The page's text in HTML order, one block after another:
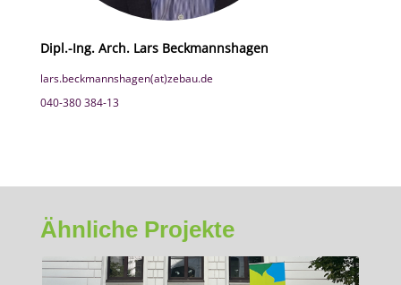
Dipl.-Ing. Arch. Lars Beckmannshagen
lars.beckmannshagen(at)zebau.de
040-380 384-13
Ähnliche Projekte